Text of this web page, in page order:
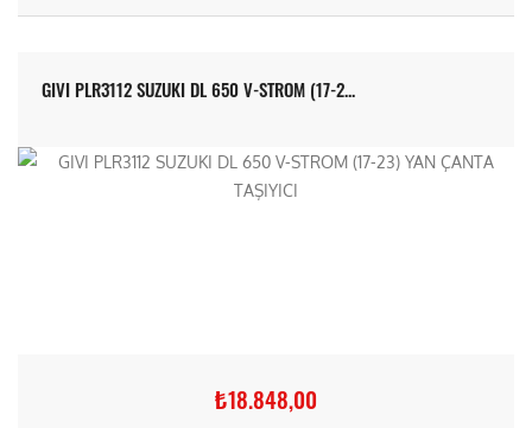
GIVI PLR3112 SUZUKI DL 650 V-STROM (17-2...
₺18.848,00